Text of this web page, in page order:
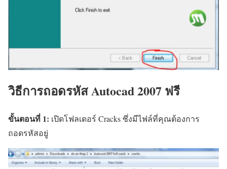
วิธีการถอดรหัส Autocad 2007 ฟรี
ขั้นตอนที่ 1: เปิดโฟลเดอร์ Cracks ซึ่งมีไฟล์ที่คุณต้องการ
ถอดรหัสอยู่